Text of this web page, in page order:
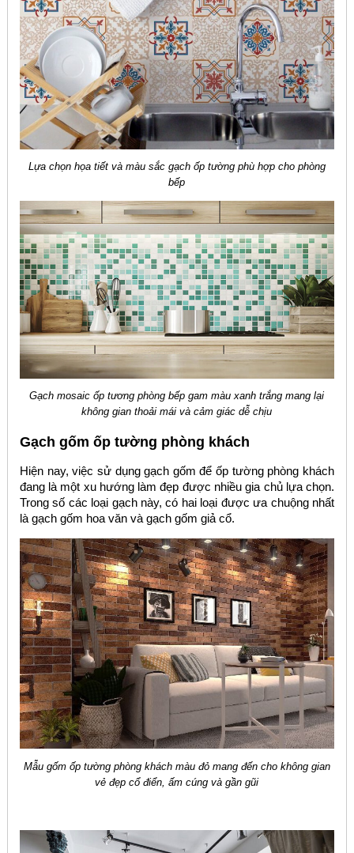
Lựa chọn họa tiết và màu sắc gạch ốp tường phù hợp cho phòng
bếp
Gạch mosaic ốp tương phòng bếp gam màu xanh trắng mang lại
không gian thoải mái và cảm giác dễ chịu
Gạch gốm ốp tường phòng khách
Hiện nay, việc sử dụng gạch gốm để ốp tường phòng khách
đang là một xu hướng làm đẹp được nhiều gia chủ lựa chọn.
Trong số các loại gạch này, có hai loại được ưa chuộng nhất
là gạch gốm hoa văn và gạch gốm giả cổ.
Mẫu gốm ốp tường phòng khách màu đỏ mang đến cho không gian
vẻ đẹp cổ điển, ấm cúng và gần gũi